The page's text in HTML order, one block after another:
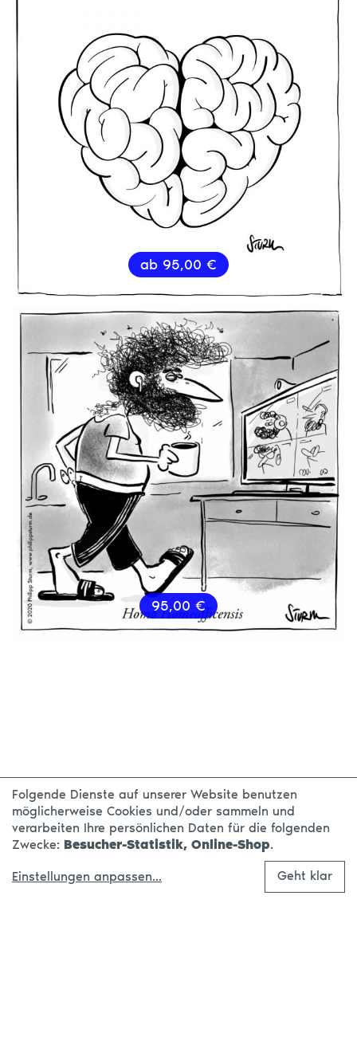
ab 95,00 €
95,00 €
Folgende Dienste auf unserer Website benutzen
möglicherweise Cookies und/oder sammeln und
verarbeiten Ihre persönlichen Daten für die folgenden
Zwecke: Besucher-Statistik, Online-Shop.
Einstellungen anpassen... Geht klar